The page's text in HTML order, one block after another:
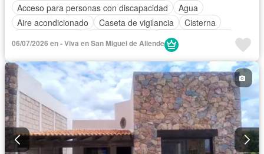
Acceso para personas con discapacidad
Agua
Aire acondicionado
Caseta de vigilancia
Cisterna
Cuarto de Limpieza
Internet
Recámara con closet
Azotea Seguridad
Terraza
Vista panorámica
Wifi Sin amueblar
06/07/2026 en - Viva en San Miguel de Allende